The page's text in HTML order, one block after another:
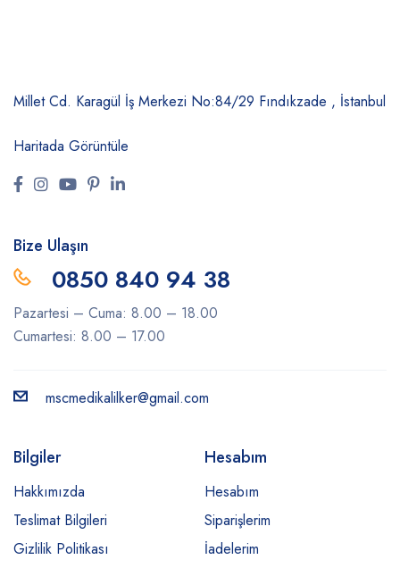
Millet Cd. Karagül İş Merkezi No:84/29 Fındıkzade , İstanbul
Haritada Görüntüle
Bize Ulaşın
0850 840 94 38
Pazartesi – Cuma: 8.00 – 18.00
Cumartesi: 8.00 – 17.00
mscmedikalilker@gmail.com
Bilgiler
Hakkımızda
Teslimat Bilgileri
Gizlilik Politikası
Hesabım
Hesabım
Siparişlerim
İadelerim